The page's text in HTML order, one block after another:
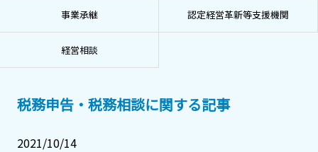
事業承継 認定経営革新等支援機関
経営相談
税務申告・税務相談に関する記事
2021/10/14